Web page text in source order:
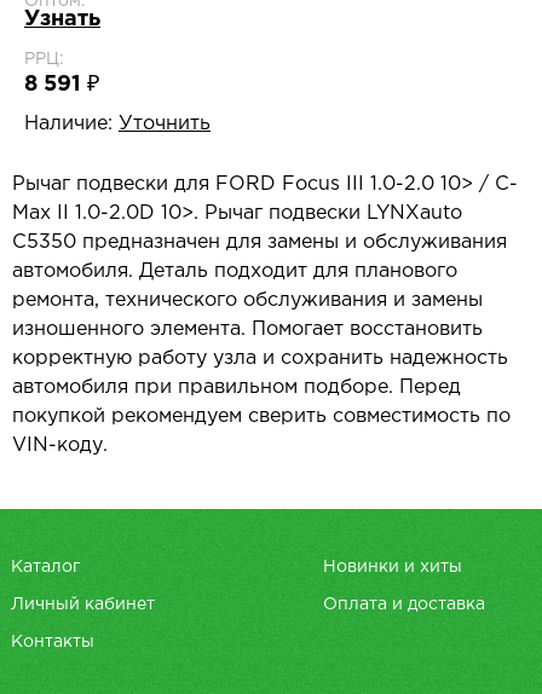
Узнать
РРЦ:
8 591 ₽
Наличие: Уточнить
Рычаг подвески для FORD Focus III 1.0-2.0 10> / C-
Max II 1.0-2.0D 10>. Рычаг подвески LYNXauto
C5350 предназначен для замены и обслуживания
автомобиля. Деталь подходит для планового
ремонта, технического обслуживания и замены
изношенного элемента. Помогает восстановить
корректную работу узла и сохранить надежность
автомобиля при правильном подборе. Перед
покупкой рекомендуем сверить совместимость по
VIN-коду.
Каталог Новинки и хиты
Личный кабинет Оплата и доставка
Контакты